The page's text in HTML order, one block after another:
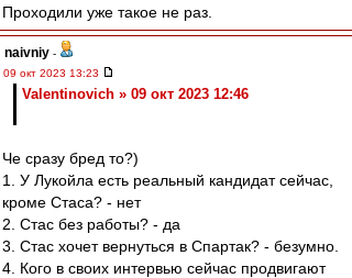
Проходили уже такое не раз.
naivniy -
09 окт 2023 13:23
Valentinovich » 09 окт 2023 12:46
Че сразу бред то?)
1. У Лукойла есть реальный кандидат сейчас,
кроме Стаса? - нет
2. Стас без работы? - да
3. Стас хочет вернуться в Спартак? - безумно.
4. Кого в своих интервью сейчас продвигают